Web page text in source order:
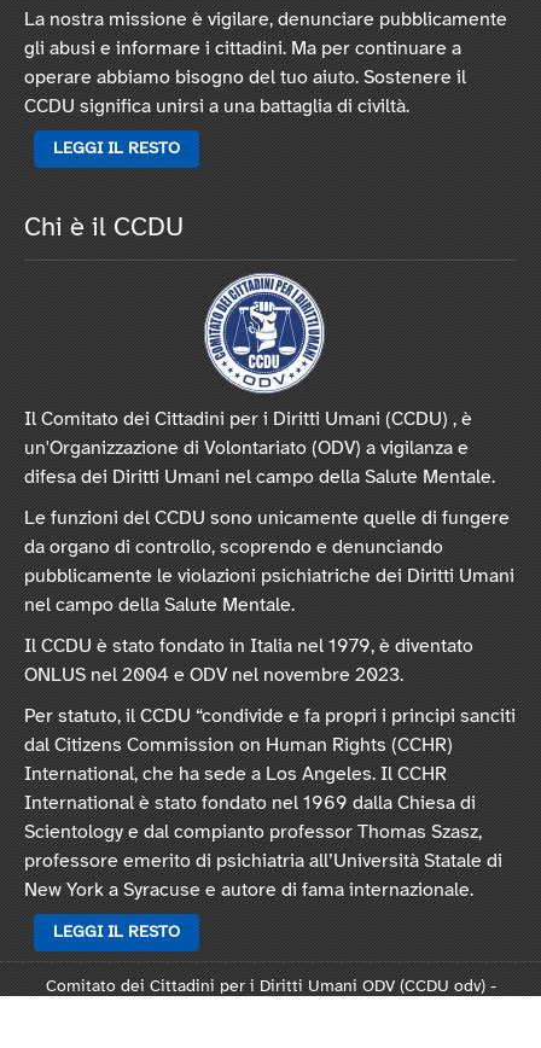
La nostra missione è vigilare, denunciare pubblicamente
gli abusi e informare i cittadini. Ma per continuare a
operare abbiamo bisogno del tuo aiuto. Sostenere il
CCDU significa unirsi a una battaglia di civiltà.
LEGGI IL RESTO
Chi è il CCDU
Il Comitato dei Cittadini per i Diritti Umani (CCDU) , è
un'Organizzazione di Volontariato (ODV) a vigilanza e
difesa dei Diritti Umani nel campo della Salute Mentale.
Le funzioni del CCDU sono unicamente quelle di fungere
da organo di controllo, scoprendo e denunciando
pubblicamente le violazioni psichiatriche dei Diritti Umani
nel campo della Salute Mentale.
Il CCDU è stato fondato in Italia nel 1979, è diventato
ONLUS nel 2004 e ODV nel novembre 2023.
Per statuto, il CCDU “condivide e fa propri i principi sanciti
dal Citizens Commission on Human Rights (CCHR)
International, che ha sede a Los Angeles. Il CCHR
International è stato fondato nel 1969 dalla Chiesa di
Scientology e dal compianto professor Thomas Szasz,
professore emerito di psichiatria all’Università Statale di
New York a Syracuse e autore di fama internazionale.
LEGGI IL RESTO
Comitato dei Cittadini per i Diritti Umani ODV (CCDU odv) -